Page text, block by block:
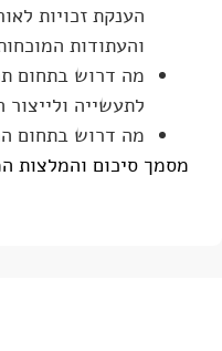
הענקת זכויות
והעתודות
מה דרוש בתחום
לתעשייה
מה דרוש בתחום
מסמך סיכום והמלצות